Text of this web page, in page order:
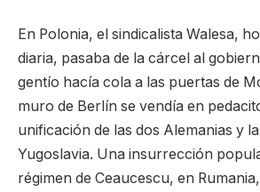
En Polonia, el sindicalista Walesa,
diaria, pasaba de la cárcel al
gentío hacía cola a las puertas de
muro de Berlín se vendía en
unificación de las dos Alemanias y
Yugoslavia. Una insurrección
régimen de Ceaucescu, en